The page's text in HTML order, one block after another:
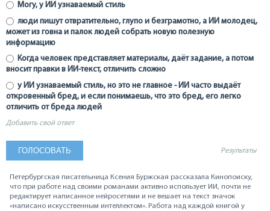
Могу, у ИИ узнаваемый стиль
люди пишут отвратительно, глупо и безграмотно, а ИИ молодец,
может из говна и палок людей собрать новую полезную
информацию
Когда человек представляет материалы, даёт задание, а потом
вносит правки в ИИ-текст, отличить сложно
у ИИ узнаваемый стиль, но это не главное - ИИ часто выдаёт
откровенный бред, и если понимаешь, что это бред, его легко
отличить от бреда людей
Добавить свой ответ
Результаты
Петербургская писательница Ксения Буржская рассказала Кинопоиску,
что при работе над своими романами активно использует ИИ, почти не
редактирует написанное нейросетями и не вешает на текст значок
«написано искусственным интеллектом». Работа над каждой книгой у